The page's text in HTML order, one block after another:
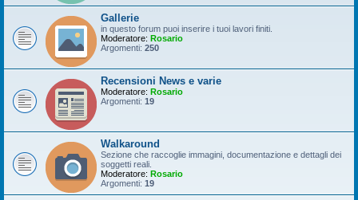
Gallerie
in questo forum puoi inserire i tuoi lavori finiti.
Moderatore: Rosario
Argomenti: 250
Recensioni News e varie
Moderatore: Rosario
Argomenti: 19
Walkaround
Sezione che raccoglie immagini, documentazione e dettagli dei
soggetti reali.
Moderatore: Rosario
Argomenti: 19